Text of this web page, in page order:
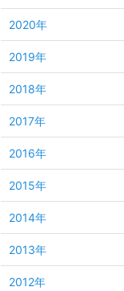
2020年
2019年
2018年
2017年
2016年
2015年
2014年
2013年
2012年